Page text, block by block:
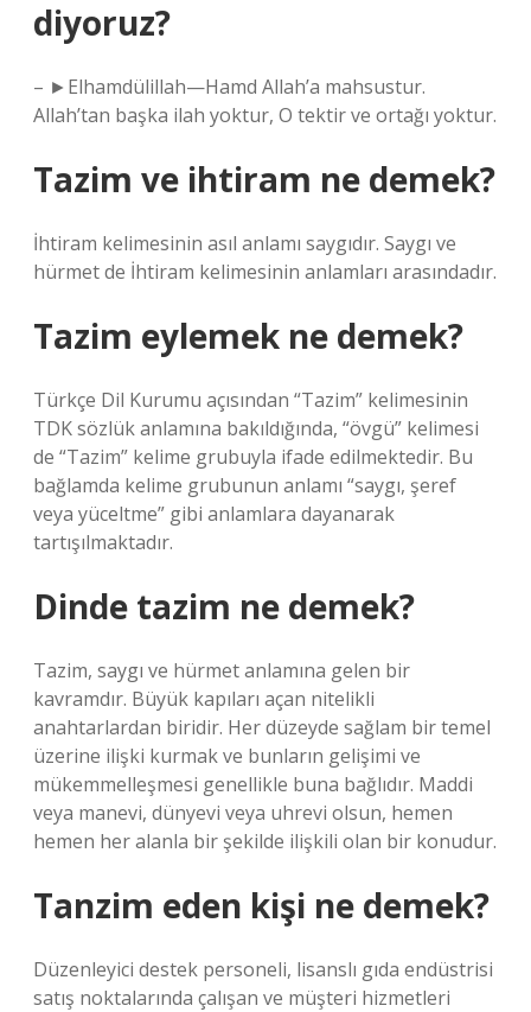
diyoruz?
– ►Elhamdülillah—Hamd Allah’a mahsustur.
Allah’tan başka ilah yoktur, O tektir ve ortağı yoktur.
Tazim ve ihtiram ne demek?
İhtiram kelimesinin asıl anlamı saygıdır. Saygı ve
hürmet de İhtiram kelimesinin anlamları arasındadır.
Tazim eylemek ne demek?
Türkçe Dil Kurumu açısından “Tazim” kelimesinin
TDK sözlük anlamına bakıldığında, “övgü” kelimesi
de “Tazim” kelime grubuyla ifade edilmektedir. Bu
bağlamda kelime grubunun anlamı “saygı, şeref
veya yüceltme” gibi anlamlara dayanarak
tartışılmaktadır.
Dinde tazim ne demek?
Tazim, saygı ve hürmet anlamına gelen bir
kavramdır. Büyük kapıları açan nitelikli
anahtarlardan biridir. Her düzeyde sağlam bir temel
üzerine ilişki kurmak ve bunların gelişimi ve
mükemmelleşmesi genellikle buna bağlıdır. Maddi
veya manevi, dünyevi veya uhrevi olsun, hemen
hemen her alanla bir şekilde ilişkili olan bir konudur.
Tanzim eden kişi ne demek?
Düzenleyici destek personeli, lisanslı gıda endüstrisi
satış noktalarında çalışan ve müşteri hizmetleri